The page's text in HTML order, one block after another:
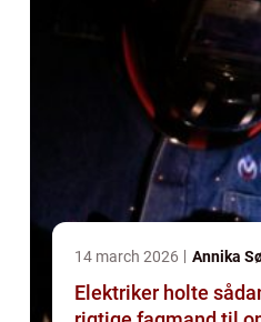
14 march 2026 Annika
Elektriker holte sådan vælger du den